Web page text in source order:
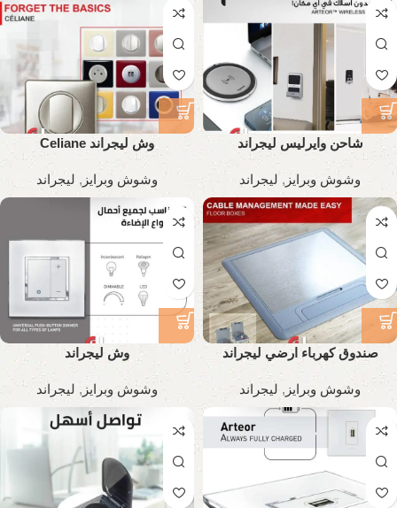
شاحن وايرليس ليجراند
وشوش وبرايز , ليجراند
وش ليجراند Celiane
وشوش وبرايز , ليجراند
صندوق كهرباء ارضي ليجراند
وشوش وبرايز , ليجراند
وش ليجراند
وشوش وبرايز , ليجراند